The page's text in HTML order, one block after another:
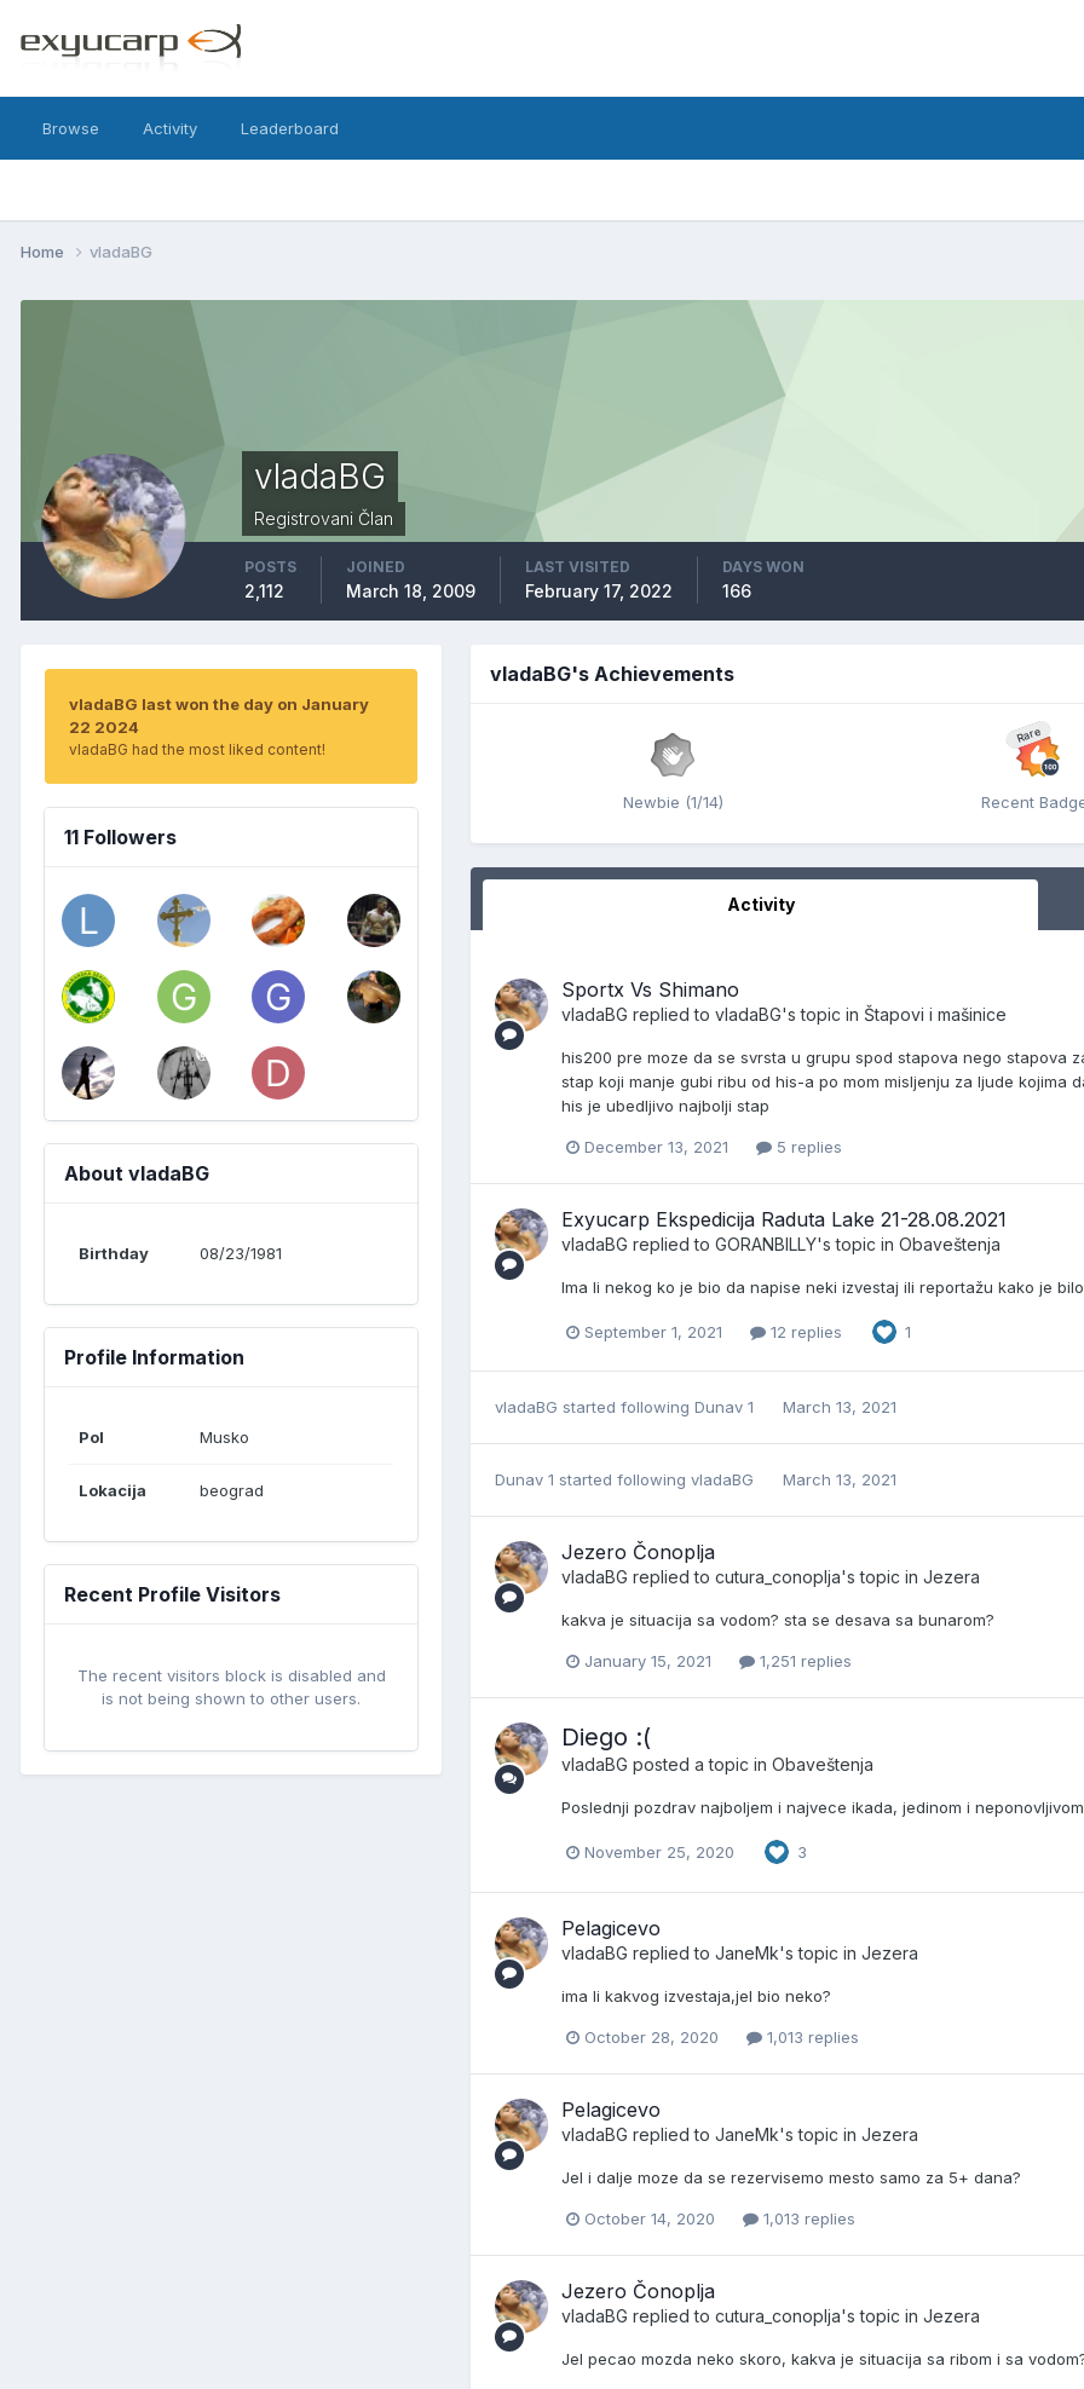
Browse Activity Leaderboard
Home vladaBG
vladaBG
Registrovani Član
POSTS
2,112
JOINED
March 18, 2009
LAST VISITED
February 17, 2022
DAYS WON
166
vladaBG last won the day on January
22 2024
vladaBG had the most liked content!
11 Followers
About vladaBG
Birthday 08/23/1981
Profile Information
Pol Musko
Lokacija beograd
Recent Profile Visitors
The recent visitors block is disabled and
is not being shown to other users.
vladaBG's Achievements
Newbie (1/14)
Rare
Recent
Activity
Sportx Vs Shimano
vladaBG replied to vladaBG's topic in Štapovi i mašinice
his200 pre moze da se svrsta u grupu spod stapova nego stapova
stap koji manje gubi ribu od his-a po mom misljenju za ljude
his je ubedljivo najbolji stap
December 13, 2021 5 replies
Exyucarp Ekspedicija Raduta Lake 21-28.08.2021
vladaBG replied to GORANBILLY's topic in Obaveštenja
Ima li nekog ko je bio da napise neki izvestaj ili reportažu kako je
September 1, 2021 12 replies 1
vladaBG started following Dunav 1 March 13, 2021
Dunav 1 started following vladaBG March 13, 2021
Jezero Čonoplja
vladaBG replied to cutura_conoplja's topic in Jezera
kakva je situacija sa vodom? sta se desava sa bunarom?
January 15, 2021 1,251 replies
Diego :(
vladaBG posted a topic in Obaveštenja
Poslednji pozdrav najboljem i najvece ikada, jedinom i
November 25, 2020 3
Pelagicevo
vladaBG replied to JaneMk's topic in Jezera
ima li kakvog izvestaja,jel bio neko?
October 28, 2020 1,013 replies
Pelagicevo
vladaBG replied to JaneMk's topic in Jezera
Jel i dalje moze da se rezervisemo mesto samo za 5+ dana?
October 14, 2020 1,013 replies
Jezero Čonoplja
vladaBG replied to cutura_conoplja's topic in Jezera
Jel pecao mozda neko skoro, kakva je situacija sa ribom i sa